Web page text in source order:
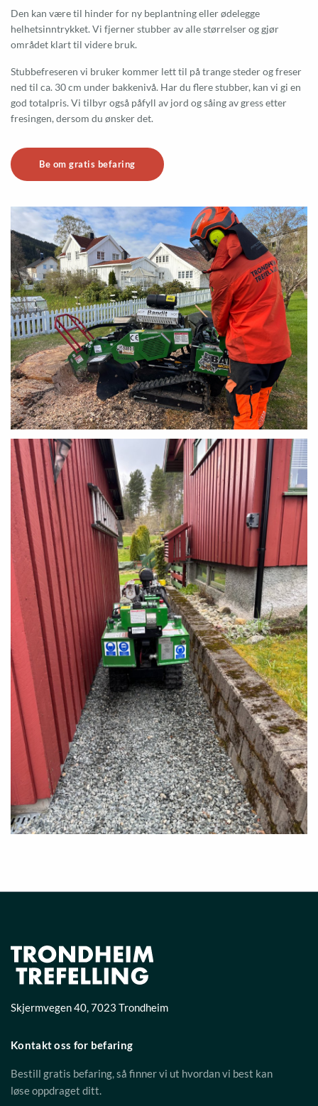
Den kan være til hinder for ny beplantning eller ødelegge
helhetsinntrykket. Vi fjerner stubber av alle størrelser og gjør
området klart til videre bruk.
Stubbefreseren vi bruker kommer lett til på trange steder og freser
ned til ca. 30 cm under bakkenivå. Har du flere stubber, kan vi gi en
god totalpris. Vi tilbyr også påfyll av jord og såing av gress etter
fresingen, dersom du ønsker det.
Be om gratis befaring
Skjermvegen 40,7023 Trondheim
Kontakt oss for befaring
Bestill gratis befaring, så finner vi ut hvordan vi best kan
løse oppdraget ditt.